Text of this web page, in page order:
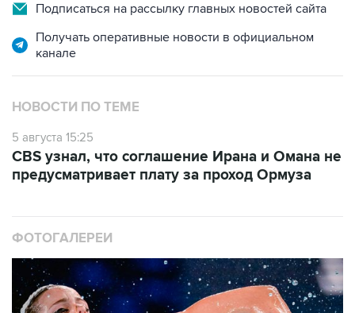
Подписаться на рассылку главных новостей сайта
Получать оперативные новости в официальном
канале
НОВОСТИ ПО ТЕМЕ
5 августа 15:25
CBS узнал, что соглашение Ирана и Омана не
предусматривает плату за проход Ормуза
ФОТОГАЛЕРЕИ